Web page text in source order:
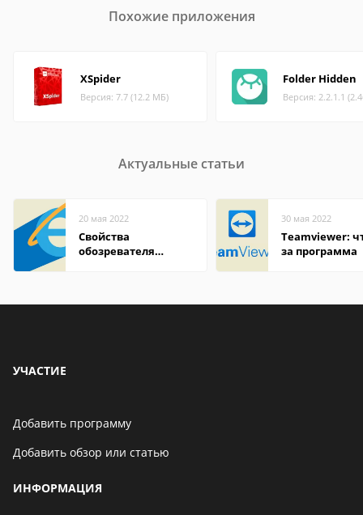
Похожие приложения
XSpider
Версия: 7.7 (12.2 МБ)
Folder Hidden
Версия: 2.2.1.1
Актуальные статьи
20 мая 2022
Свойства
обозревателя
30 мая 2022
Teamviewer:
за программа
УЧАСТИЕ
Добавить программу
Добавить обзор или статью
ИНФОРМАЦИЯ